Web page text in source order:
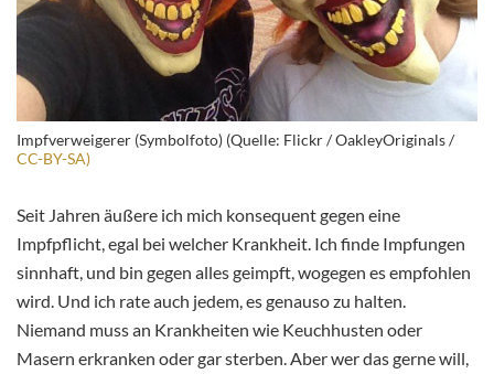
Impfverweigerer (Symbolfoto) (Quelle: Flickr / OakleyOriginals /
CC-BY-SA)
Seit Jahren äußere ich mich konsequent gegen eine
Impfpflicht, egal bei welcher Krankheit. Ich finde Impfungen
sinnhaft, und bin gegen alles geimpft, wogegen es empfohlen
wird. Und ich rate auch jedem, es genauso zu halten.
Niemand muss an Krankheiten wie Keuchhusten oder
Masern erkranken oder gar sterben. Aber wer das gerne will,